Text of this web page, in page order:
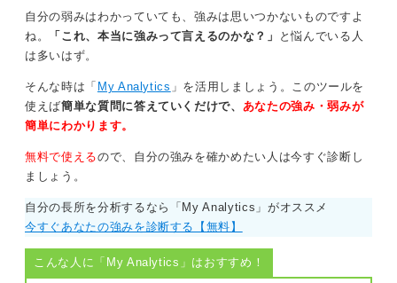
自分の弱みはわかっていても、強みは思いつかないものですよ
ね。
「これ、本当に強みって言えるのかな？」
と悩んでいる人
は多いはず。
そんな時は「 My Analytics 」を活用しましょう。このツールを
使えば簡単な質問に答えていくだけで、 あなたの強み・弱みが
簡単にわかります。
無料で使えるので、自分の強みを確かめたい人は今すぐ診断し
ましょう。
自分の長所を分析するなら「My Analytics」がオススメ
今すぐあなたの強みを診断する【無料】
こんな人に「My Analytics」はおすすめ！